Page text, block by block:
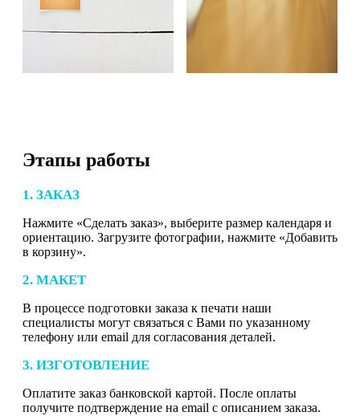
Этапы работы
1. ЗАКАЗ
Нажмите «Сделать заказ», выберите размер календаря и
ориентацию. Загрузите фотографии, нажмите «Добавить
в корзину».
2. МАКЕТ
В процессе подготовки заказа к печати наши
специалисты могут связаться с Вами по указанному
телефону или email для согласования деталей.
3. ИЗГОТОВЛЕНИЕ
Оплатите заказ банковской картой. После оплаты
получите подтверждение на email с описанием заказа.